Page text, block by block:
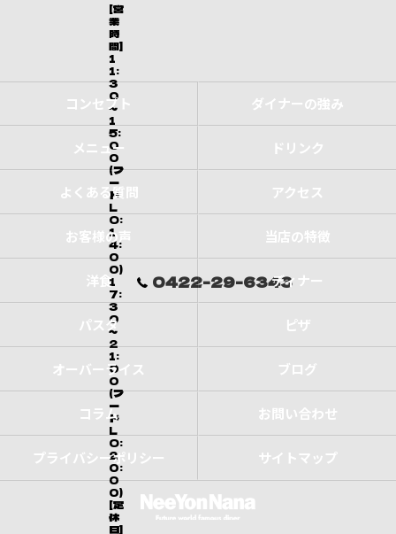
0422-29-6343
[営
業
時
間]
1
1:
3
0
～
1
5:
0
0
(フ
ー
ド
L
O:
1
4:
0
0)
1
7:
3
0
～
2
1:
0
0
(フ
ー
ド
L
O:
2
0:
0
0)
[定
休
日]
コンセプト ダイナーの強み
メニュー ドリンク
よくある質問 アクセス
お客様の声 当店の特徴
洋食 ディナー
パスタ ピザ
オーバーライス ブログ
コラム お問い合わせ
プライバシーポリシー サイトマップ